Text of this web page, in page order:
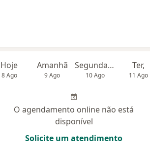
Hoje
8 Ago
Amanhã
9 Ago
Segunda-feira
10 Ago
Ter,
11 Ago
O agendamento online não está
disponível
Solicite um atendimento